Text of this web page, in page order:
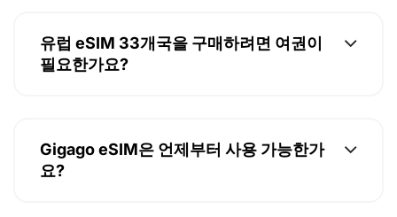
스페인 (Spain)
Telenor (Vodafone) Sweden, H3G Sweden, Telia Sweden,
유럽 eSIM 33개국을 구매하려면 여권이
필요한가요?
Gigago eSIM은 언제부터 사용 가능한가
요?